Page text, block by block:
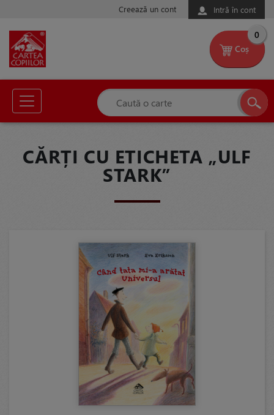
Creează un cont Intră în cont
Coș
0
CĂRȚI CU ETICHETA „ULF
STARK”